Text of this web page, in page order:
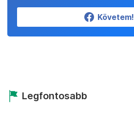
Követem!
Legfontosabb